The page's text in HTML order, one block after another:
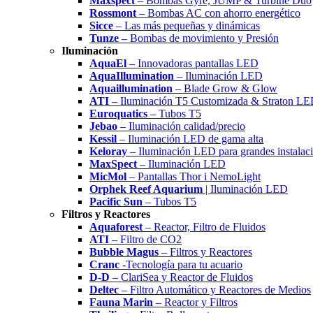
Rossmont – Bombas AC con ahorro energético
Sicce – Las más pequeñas y dinámicas
Tunze – Bombas de movimiento y Presión
Iluminación
AquaEl – Innovadoras pantallas LED
AquaIllumination – Iluminación LED
Aquaillumination – Blade Grow & Glow
ATI – Iluminación T5 Customizada & Straton
Euroquatics – Tubos T5
Jebao – Iluminación calidad/precio
Kessil – Iluminación LED de gama alta
Keloray – Iluminación LED para grandes
MaxSpect – Iluminación LED
MicMol – Pantallas Thor i NemoLight
Orphek Reef Aquarium | Iluminación LED
Pacific Sun – Tubos T5
Filtros y Reactores
Aquaforest – Reactor, Filtro de Fluidos
ATI – Filtro de CO2
Bubble Magus – Filtros y Reactores
Cranc -Tecnología para tu acuario
D-D – ClariSea y Reactor de Fluidos
Deltec – Filtro Automático y Reactores de Medios
Fauna Marin – Reactor y Filtros